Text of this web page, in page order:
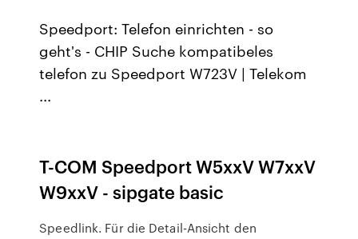
Speedport: Telefon einrichten - so
geht's - CHIP Suche kompatibeles
telefon zu Speedport W723V | Telekom
...
T-COM Speedport W5xxV W7xxV
W9xxV - sipgate basic
Speedlink. Für die Detail-Ansicht den